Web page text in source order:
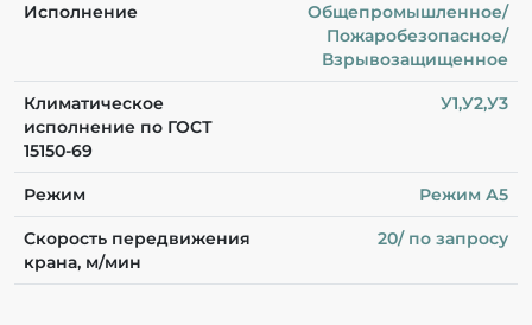
Исполнение
Общепромышленное/
Пожаробезопасное/
Взрывозащищенное
Климатическое
исполнение по ГОСТ
15150-69
У1,У2,У3
Режим Режим А5
Скорость передвижения
крана, м/мин
20/ по запросу